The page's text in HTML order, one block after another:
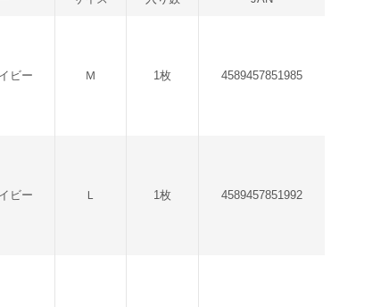
ビー Ｍ 1枚 4589457851985
ビー Ｌ 1枚 4589457851992